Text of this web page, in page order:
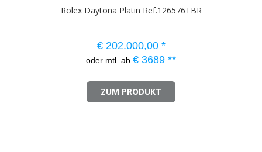
Rolex Daytona Platin Ref.126576TBR
€202.000,00 *
oder mtl. ab € 3689 **
ZUM PRODUKT